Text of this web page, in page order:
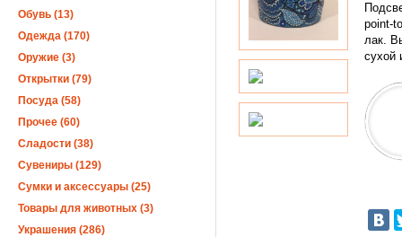
point-
лак.
сухой
Обувь (13)
Одежда (170)
Оружие (3)
Открытки (79)
Посуда (58)
Прочее (60)
Сладости (38)
Сувениры (129)
Сумки и аксессуары (25)
Товары для животных (3)
Украшения (286)